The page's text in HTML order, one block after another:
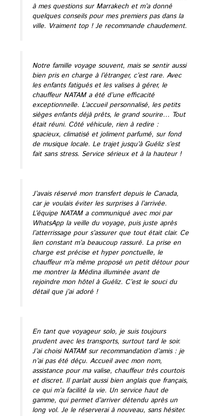
à mes questions sur Marrakech et m’a donné
quelques conseils pour mes premiers pas dans la
ville. Vraiment top ! Je recommande chaudement.
Notre famille voyage souvent, mais se sentir aussi
bien pris en charge à l’étranger, c’est rare. Avec
les enfants fatigués et les valises à gérer, le
chauffeur NATAM a été d’une efficacité
exceptionnelle. L’accueil personnalisé, les petits
sièges enfants déjà prêts, le grand sourire… Tout
était réuni. Côté véhicule, rien à redire :
spacieux, climatisé et joliment parfumé, sur fond
de musique locale. Le trajet jusqu’à Guéliz s’est
fait sans stress. Service sérieux et à la hauteur !
J’avais réservé mon transfert depuis le Canada,
car je voulais éviter les surprises à l’arrivée.
L’équipe NATAM a communiqué avec moi par
WhatsApp la veille du voyage, puis juste après
l’atterrissage pour s’assurer que tout était clair. Ce
lien constant m’a beaucoup rassuré. La prise en
charge est précise et hyper ponctuelle, le
chauffeur m’a même proposé un petit détour pour
me montrer la Médina illuminée avant de
rejoindre mon hôtel à Guéliz. C’est le souci du
détail que j’ai adoré !
En tant que voyageur solo, je suis toujours
prudent avec les transports, surtout tard le soir.
J’ai choisi NATAM sur recommandation d’amis : je
n’ai pas été déçu. Accueil avec mon nom,
assistance pour ma valise, chauffeur très courtois
et discret. Il parlait aussi bien anglais que français,
ce qui m’a facilité la vie. Un service haut de
gamme, qui permet d’arriver détendu après un
long vol. Je le réserverai à nouveau, sans hésiter.